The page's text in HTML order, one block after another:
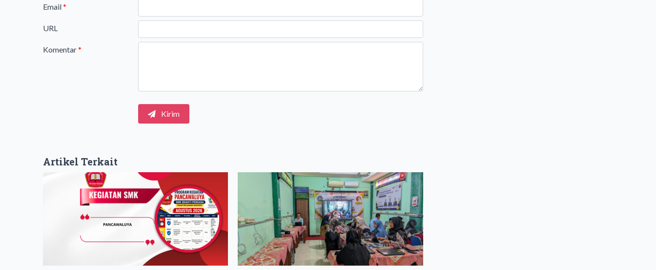
Email*
URL
Komentar*
Kirim
Artikel Terkait